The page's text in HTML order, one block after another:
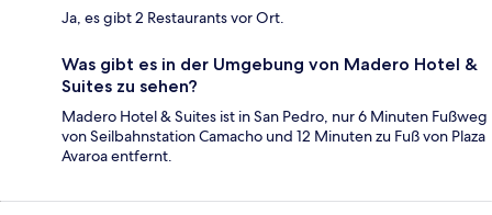
Ja, es gibt 2 Restaurants vor Ort.
Was gibt es in der Umgebung von Madero Hotel &
Suites zu sehen?
Madero Hotel & Suites ist in San Pedro, nur 6 Minuten Fußweg
von Seilbahnstation Camacho und 12 Minuten zu Fuß von Plaza
Avaroa entfernt.